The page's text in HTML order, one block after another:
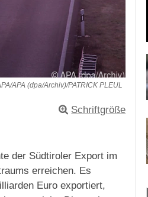
APA (dpa/Archiv)/PATRICK PLEUL
Schriftgröße
der Südtiroler Export im
erreichen. Es
Euro exportiert,